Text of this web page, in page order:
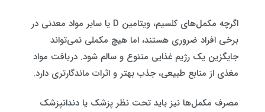
اگرچه مکمل‌های کلسیم، ویتامین D یا سایر مواد معدنی در
برخی افراد ضروری هستند، اما هیچ مکملی نمی‌تواند
جایگزین یک رژیم غذایی متنوع و سالم شود. دریافت مواد
مغذی از منابع طبیعی، جذب بهتر و اثرات ماندگارتری دارد.
مصرف مکمل‌ها نیز باید تحت نظر پزشک یا دندانپزشک